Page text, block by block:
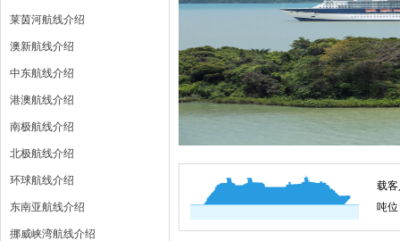
莱茵河航线介绍
澳新航线介绍
中东航线介绍
港澳航线介绍
南极航线介绍
北极航线介绍
环球航线介绍
东南亚航线介绍
挪威峡湾航线介绍
载
吨